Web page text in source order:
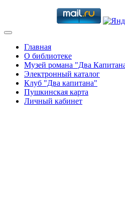
Главная
О библиотеке
Музей романа "Два
Электронный каталог
Клуб "Два капитана"
Пушкинская карта
Личный кабинет